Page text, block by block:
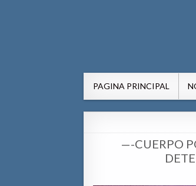
PAGINA PRINCIPAL
—-CUERPO